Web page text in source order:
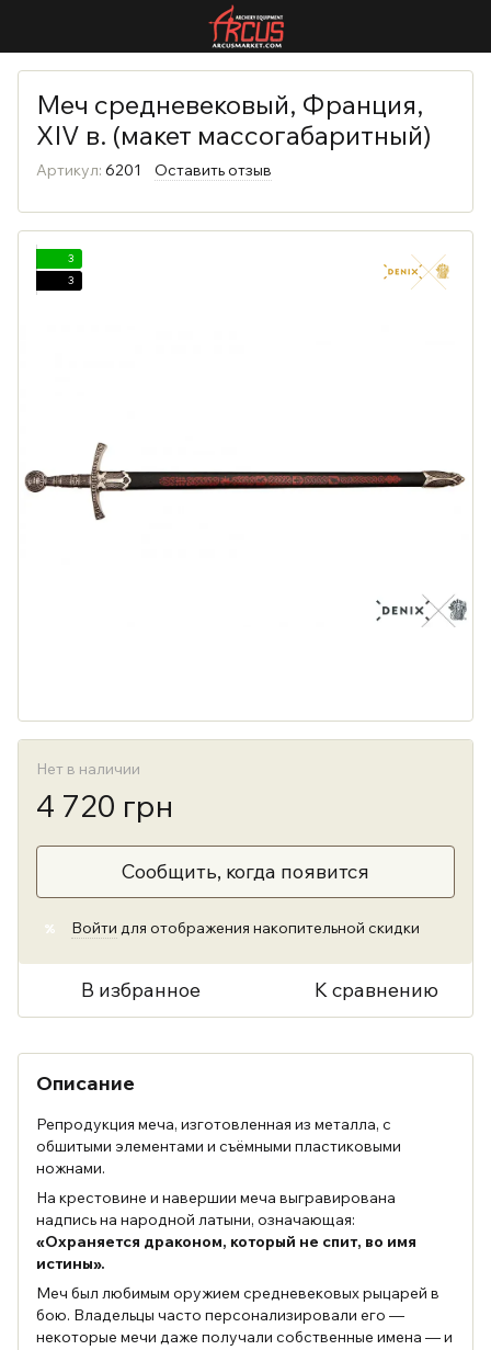
Меч средневековый, Франция,
XIV в. (макет массогабаритный)
Артикул: 6201 Оставить отзыв
3
3
Нет в наличии
4 720 грн
Сообщить, когда появится
% Войти для отображения накопительной скидки
В избранное К сравнению
Описание
Репродукция меча, изготовленная из металла, с
обшитыми элементами и съёмными пластиковыми
ножнами.
На крестовине и навершии меча выгравирована
надпись на народной латыни, означающая:
«Охраняется драконом, который не спит, во имя
истины».
Меч был любимым оружием средневековых рыцарей в
бою. Владельцы часто персонализировали его —
некоторые мечи даже получали собственные имена — и